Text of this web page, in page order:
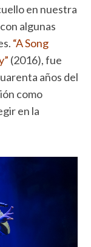
en nuestra
algunas
“A Song
(2016), fue
años del
como
en la